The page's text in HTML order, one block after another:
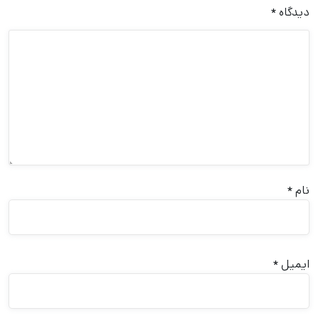
دیدگاه*
نام*
ایمیل*